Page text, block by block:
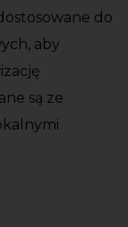
do
aby
są ze